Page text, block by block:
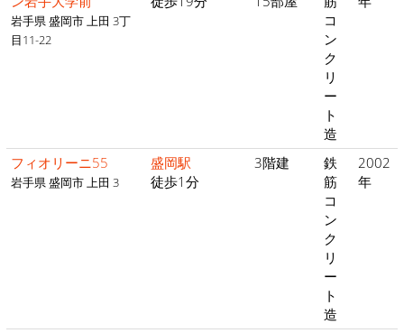
岩手県 盛岡市 上田 3丁
目11-22
コ
ン
ク
リ
ー
ト
造
フィオリーニ55
岩手県 盛岡市 上田 3
盛岡駅
徒歩1分
3階建
鉄
筋
コ
ン
ク
リ
ー
ト
造
2002
年